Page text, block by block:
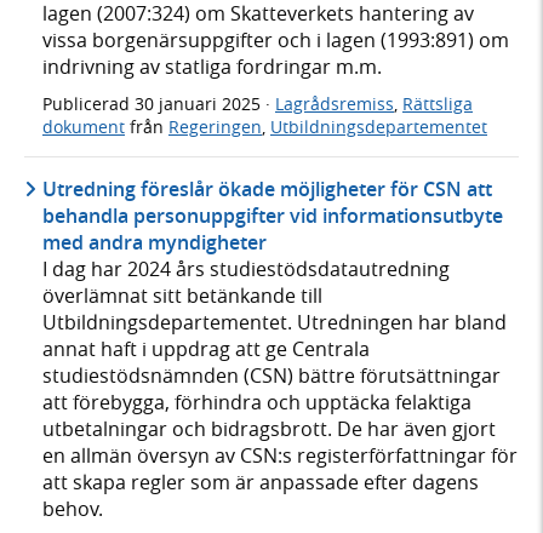
lagen (2007:324) om Skatteverkets hantering av
vissa borgenärsuppgifter och i lagen (1993:891) om
indrivning av statliga fordringar m.m.
Publicerad 30 januari 2025 · Lagrådsremiss Rättsliga
dokument från Regeringen Utbildningsdepartementet
Utredning föreslår ökade möjligheter för CSN att
behandla personuppgifter vid informationsutbyte
med andra myndigheter
I dag har 2024 års studiestödsdatautredning
överlämnat sitt betänkande till
Utbildningsdepartementet. Utredningen har bland
annat haft i uppdrag att ge Centrala
studiestödsnämnden (CSN) bättre förutsättningar
att förebygga, förhindra och upptäcka felaktiga
utbetalningar och bidragsbrott. De har även gjort
en allmän översyn av CSN:s registerförfattningar för
att skapa regler som är anpassade efter dagens
behov.